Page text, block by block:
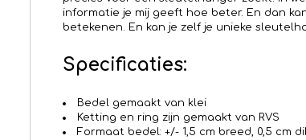
informatie je mij geeft hoe beter. En dan
betekenen. En kan je zelf je unieke
Specificaties:
Bedel gemaakt van klei
Ketting en ring zijn gemaakt van RVS
Formaat bedel: +/- 1,5 cm breed, 0,5 cm